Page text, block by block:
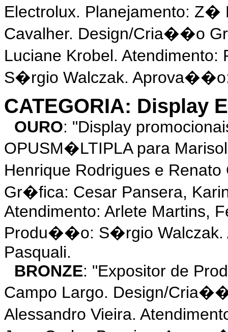
Electrolux. Planejamento: Z�
Cavalher. Design/Cria��o
Luciane Krobel.
S�rgio Walczak.
CATEGORIA: Display
OURO: "Display
OPUSM�LTIPLA para
Henrique Rodrigues e
Gr�fica: Cesar Pansera,
Atendimento: Arlete Martins,
Produ��o: S�rgio Walczak.
Pasquali.
BRONZE: "Expositor de
Campo Largo. Design/
Alessandro Vieira.